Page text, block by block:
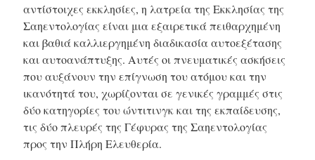
αντίστοιχες εκκλησίες, η λατρεία της Εκκλησίας της
Σαηεντολογίας είναι μια εξαιρετικά πειθαρχημένη
και βαθιά καλλιεργημένη διαδικασία αυτοεξέτασης
και αυτοανάπτυξης. Αυτές οι πνευματικές ασκήσεις
που αυξάνουν την επίγνωση του ατόμου και την
ικανότητά του, χωρίζονται σε γενικές γραμμές στις
δύο κατηγορίες του ώντιτινγκ και της εκπαίδευσης,
τις δύο πλευρές της Γέφυρας της Σαηεντολογίας
προς την Πλήρη Ελευθερία.